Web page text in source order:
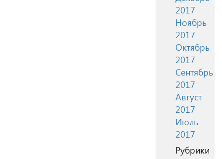
2017
Ноябрь
2017
Октябрь
2017
Сентябрь
2017
Август
2017
Июль
2017
Рубрики